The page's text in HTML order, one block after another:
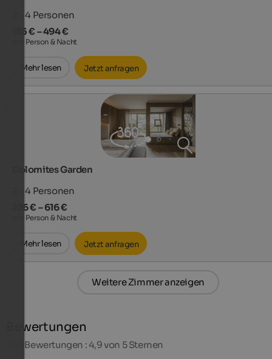
2 - 4 Personen
185 € – 494 €
pro Person & Nacht
Mehr lesen Jetzt anfragen
Dolomites Garden
2 - 4 Personen
226 € – 616 €
pro Person & Nacht
Mehr lesen Jetzt anfragen
Weitere Zimmer anzeigen
Bewertungen
Bewertungen : 4,9 von 5 Sternen